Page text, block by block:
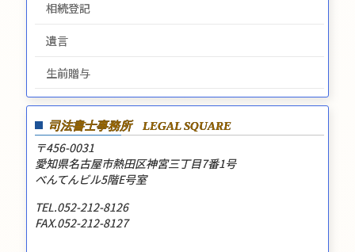
相続登記
遺言
生前贈与
司法書士事務所 LEGAL SQUARE
〒456-0031
愛知県名古屋市熱田区神宮三丁目7番1号
べんてんビル5階E号室
TEL.052-212-8126
FAX.052-212-8127